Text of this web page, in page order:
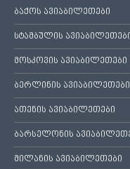
ბაქოს ავიაბილეთები
სტამბულის
მოსკოვის ავიაბილეთები
ბერლინის ავიაბილეთები
ათენის ავიაბილეთები
ბარსელონის
მილანის ავიაბილეთები